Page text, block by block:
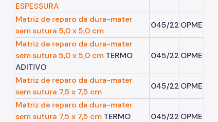
Editais / Consulta Pública
Manuais de Identidade Visual
Notícias
Ouvidoria
Proteção de Dados e Privacidade
SAMU 192
ESPESSURA
Matriz de reparo da dura-mater
sem sutura 5,0 x 5,0 cm
045/22 OPME
Matriz de reparo da dura-mater
sem sutura 5,0 x 5,0 cm TERMO
ADITIVO
045/22 OPME
Matriz de reparo da dura-mater
sem sutura 7,5 x 7,5 cm
045/22 OPME
Matriz de reparo da dura-mater
sem sutura 7,5 x 7,5 cm TERMO
045/22 OPME